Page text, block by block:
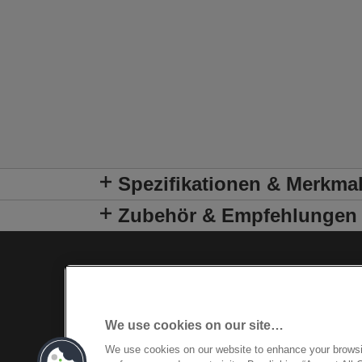
Spezifikationen &
Zubehör & Empfehlungen
We use cookies on our site…
We use cookies on our website to enhance your